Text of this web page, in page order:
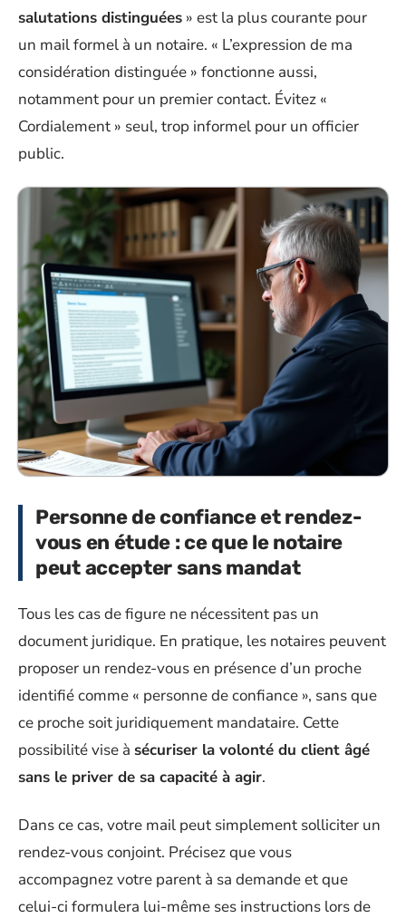
salutations distinguées » est la plus courante pour
un mail formel à un notaire. « L’expression de ma
considération distinguée » fonctionne aussi,
notamment pour un premier contact. Évitez «
Cordialement » seul, trop informel pour un officier
public.
Personne de confiance et rendez-
vous en étude : ce que le notaire
peut accepter sans mandat
Tous les cas de figure ne nécessitent pas un
document juridique. En pratique, les notaires peuvent
proposer un rendez-vous en présence d’un proche
identifié comme « personne de confiance », sans que
ce proche soit juridiquement mandataire. Cette
possibilité vise à sécuriser la volonté du client âgé
sans le priver de sa capacité à agir.
Dans ce cas, votre mail peut simplement solliciter un
rendez-vous conjoint. Précisez que vous
accompagnez votre parent à sa demande et que
celui-ci formulera lui-même ses instructions lors de